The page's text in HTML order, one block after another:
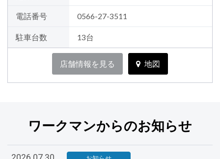
電話番号 0566-27-3511
駐車台数 13台
店舗情報を見る 地図
ワークマンからのお知らせ